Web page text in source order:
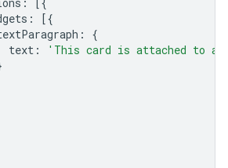
:
[{
:
{
text :
'This card is attached to a